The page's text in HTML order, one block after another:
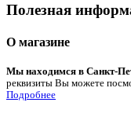
Полезная
О магазине
Мы находимся в Санкт-
реквизиты Вы можете
Подробнее